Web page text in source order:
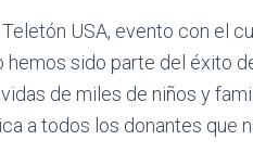
USA, evento con el
sido parte del éxito
de miles de niños y
a todos los donantes que